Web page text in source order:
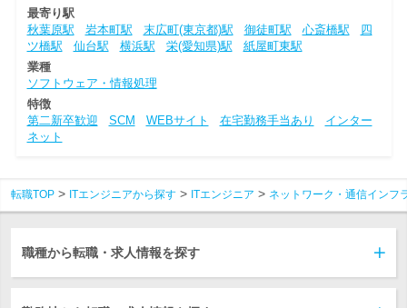
最寄り駅
秋葉原駅
岩本町駅 末広町(東京都)駅 御徒町駅 心斎橋駅
四
ツ橋駅
仙台駅 横浜駅 栄(愛知県)駅
紙屋町東駅
業種
ソフトウェア・情報処理
特徴
第二新卒歓迎
SCM WEBサイト 在宅勤務手当あり
インター
ネット
転職TOP ITエンジニアから探す ITエンジニア ネットワーク・通信インフ
職種から転職・求人情報を探す